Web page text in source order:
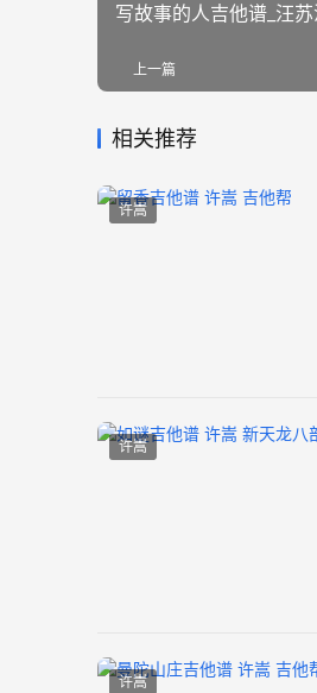
写故事的人吉他谱_汪
上一篇
相关推荐
许嵩
许嵩
许嵩